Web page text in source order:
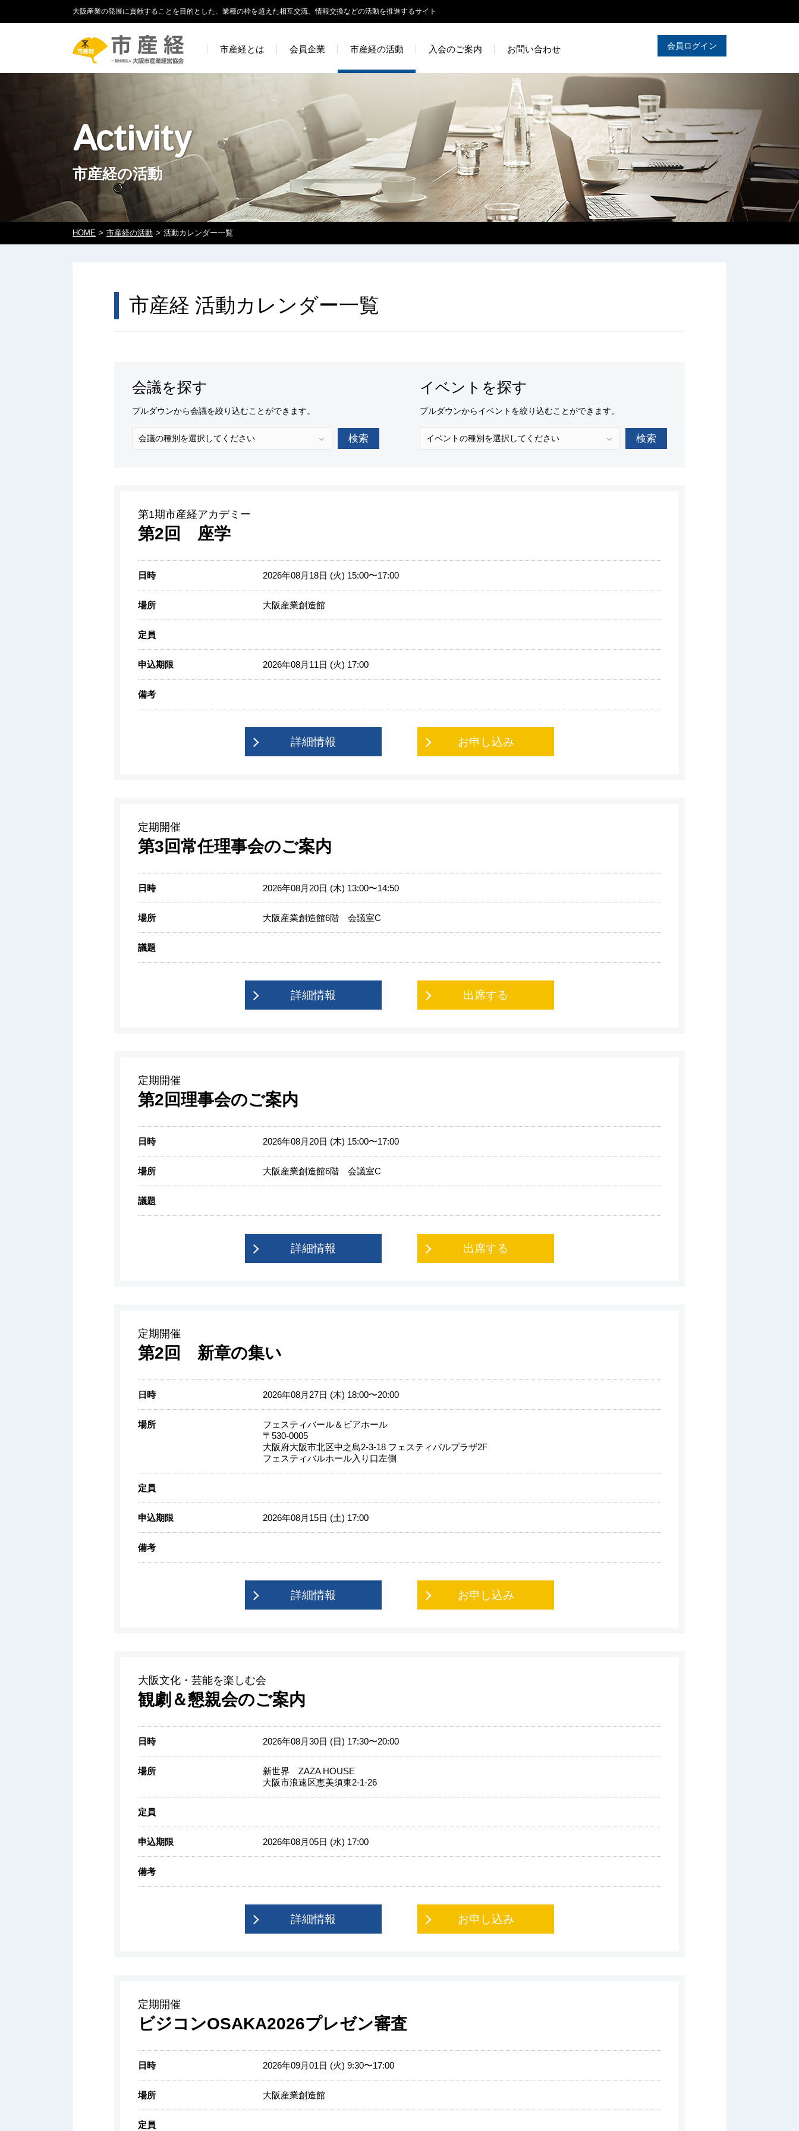
大阪産業の発展に貢献することを目的とした、業種の枠を超えた相互交流、情報交換などの活動を推進するサイト
市産経とは 会員企業 市産経の活動 入会のご案内 お問い合わせ 会員ログイン
Activity
市産経の活動
HOME 市産経の活動 活動カレンダー一覧
市産経 活動カレンダー一覧
会議を探す
プルダウンから会議を絞り込むことができます。
検索
イベントを探す
プルダウンからイベントを絞り込むことができます。
検索
第1期市産経アカデミー
第2回 座学
日時 2026年08月18日 (火) 15:00〜17:00
場所 大阪産業創造館
定員
申込期限 2026年08月11日 (火) 17:00
備考
詳細情報 お申し込み
定期開催
第3回常任理事会のご案内
日時 2026年08月20日 (木) 13:00〜14:50
場所 大阪産業創造館6階 会議室C
議題
詳細情報 出席する
定期開催
第2回理事会のご案内
日時 2026年08月20日 (木) 15:00〜17:00
場所 大阪産業創造館6階 会議室C
議題
詳細情報 出席する
定期開催
第2回 新章の集い
日時 2026年08月27日 (木) 18:00〜20:00
場所
フェスティバール＆ビアホール
〒530-0005
大阪府大阪市北区中之島2-3-18 フェスティバルプラザ2F
フェスティバルホール入り口左側
定員
申込期限 2026年08月15日 (土) 17:00
備考
詳細情報 お申し込み
大阪文化・芸能を楽しむ会
観劇＆懇親会のご案内
日時 2026年08月30日 (日) 17:30〜20:00
場所
新世界 ZAZA HOUSE
大阪市浪速区恵美須東2-1-26
定員
申込期限 2026年08月05日 (水) 17:00
備考
詳細情報 お申し込み
定期開催
ビジコンOSAKA2026プレゼン審査
日時 2026年09月01日 (火) 9:30〜17:00
場所 大阪産業創造館
定員